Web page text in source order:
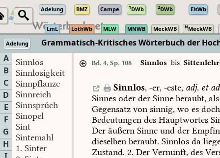
Adelung BMZ Campe 1DWb 2DWb ElsWb
LmL LothWb MLW MNWB MeckWB NMeckWB
Adelung
Grammatisch-Kritisches Wörterbuch der
A
B
C
D
E
F
G
H
Sinnlos
Sinnlosigkeit
Sinnpflanze
Sinnreich
Sínnsprúch
Sinopel
Sint
Sintemahl
1. Sinter
Bd. 4, Sp. 108 Sinnlos bis
Sinnlos,-er,-este, adj.et
Sinnes oder der Sinne beraubt, als
Gegensatz von sinnig, wo es doch
Bedeutungen des Hauptwortes
Der äußern Sinne und der
dieselben beraubt. Sinnlos da
Zustand. 2. Der Vernunft, des